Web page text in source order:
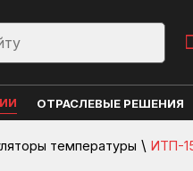
ОТРАСЛЕВЫЕ РЕШЕНИЯ
температуры \ ИТП-